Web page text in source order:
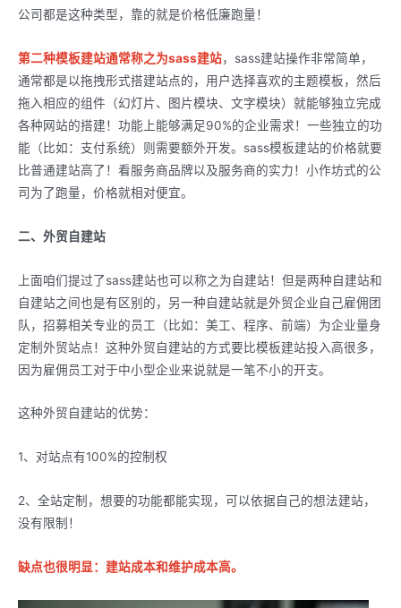
公司都是这种类型，靠的就是价格低廉跑量！
第二种模板建站通常称之为sass建站，sass建站操作非常简单，
通常都是以拖拽形式搭建站点的，用户选择喜欢的主题模板，然后
拖入相应的组件（幻灯片、图片模块、文字模块）就能够独立完成
各种网站的搭建！功能上能够满足90%的企业需求！一些独立的功
能（比如：支付系统）则需要额外开发。sass模板建站的价格就要
比普通建站高了！看服务商品牌以及服务商的实力！小作坊式的公
司为了跑量，价格就相对便宜。
二、外贸自建站
上面咱们提过了sass建站也可以称之为自建站！但是两种自建站和
自建站之间也是有区别的，另一种自建站就是外贸企业自己雇佣团
队，招募相关专业的员工（比如：美工、程序、前端）为企业量身
定制外贸站点！这种外贸自建站的方式要比模板建站投入高很多，
因为雇佣员工对于中小型企业来说就是一笔不小的开支。
这种外贸自建站的优势：
1、对站点有100%的控制权
2、全站定制，想要的功能都能实现，可以依据自己的想法建站，
没有限制！
缺点也很明显：建站成本和维护成本高。